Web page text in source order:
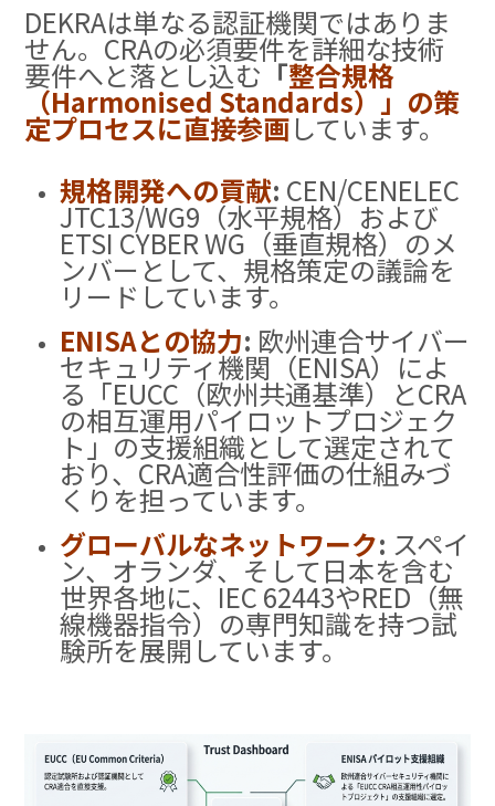
DEKRAは単なる認証機関ではありま
せん。CRAの必須要件を詳細な技術
要件へと落とし込む「整合規格
（Harmonised Standards）」の策
定プロセスに直接参画しています。
規格開発への貢献: CEN/CENELEC
JTC13/WG9（水平規格）および
ETSI CYBER WG（垂直規格）のメ
ンバーとして、規格策定の議論を
リードしています。
ENISAとの協力: 欧州連合サイバー
セキュリティ機関（ENISA）によ
る「EUCC（欧州共通基準）とCRA
の相互運用パイロットプロジェク
ト」の支援組織として選定されて
おり、CRA適合性評価の仕組みづ
くりを担っています。
グローバルなネットワーク: スペイ
ン、オランダ、そして日本を含む
世界各地に、IEC 62443やRED（無
線機器指令）の専門知識を持つ試
験所を展開しています。